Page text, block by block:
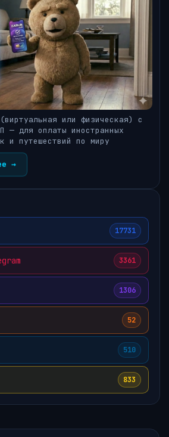
или физическая) с
— для оплаты иностранных
и путешествий по миру
→
17731
3361
1306
52
510
833